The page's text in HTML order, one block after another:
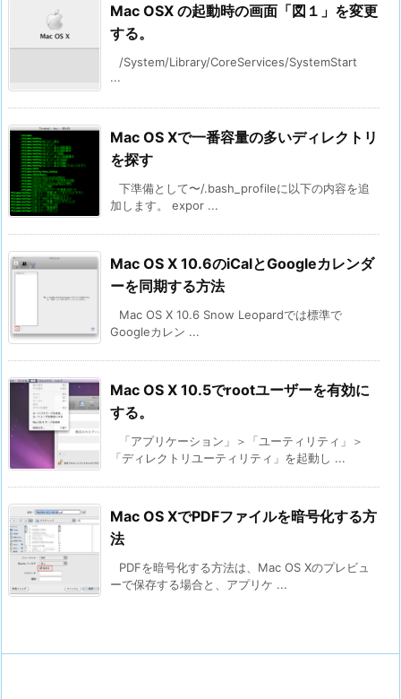
Mac OSX の起動時の画面「図１」を変更
する。
/System/Library/CoreServices/SystemStart
...
Mac OS Xで一番容量の多いディレクトリ
を探す
下準備として〜/.bash_profileに以下の内容を追
加します。 expor ...
Mac OS X 10.6のiCalとGoogleカレンダ
ーを同期する方法
Mac OS X 10.6 Snow Leopardでは標準で
Googleカレン ...
Mac OS X 10.5でrootユーザーを有効に
する。
「アプリケーション」＞「ユーティリティ」＞
「ディレクトリユーティリティ」を起動し ...
Mac OS XでPDFファイルを暗号化する方
法
PDFを暗号化する方法は、Mac OS Xのプレビュ
ーで保存する場合と、アプリケ ...